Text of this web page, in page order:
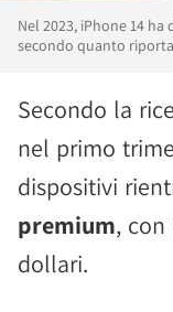
Nel 2023, iPhone 14
secondo quanto
Secondo la
nel primo
dispositivi
premium, con
dollari.